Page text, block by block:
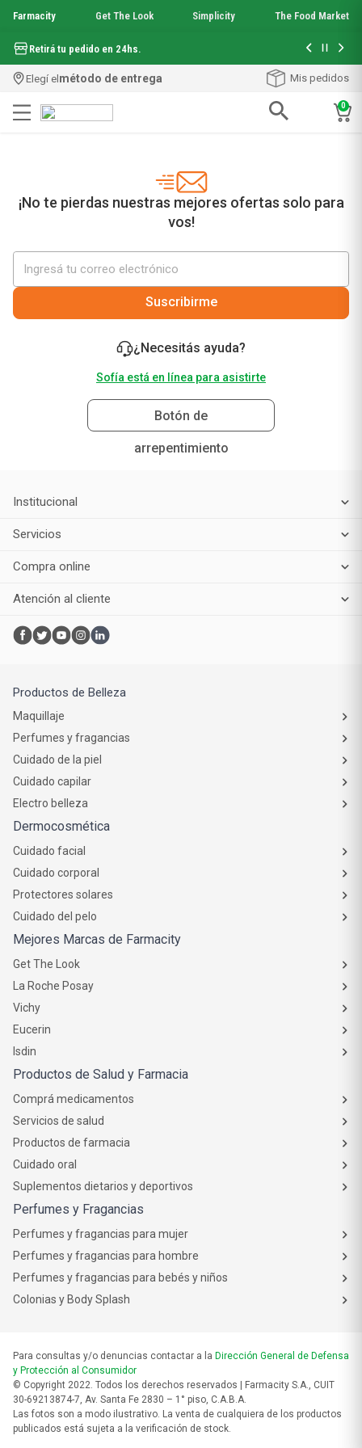
Farmacity Get The Look Simplicity The Food Market
Retirá tu pedido en 24hs. Hasta 6
Elegí elmétodo de entrega Mis pedidos
0
¡No te pierdas nuestras mejores ofertas solo para
vos!
Suscribirme
¿Necesitás ayuda?
Sofía está en línea para asistirte
Botón de
arrepentimiento
Institucional
Servicios
Compra online
Atención al cliente
Productos de Belleza
Maquillaje
Perfumes y fragancias
Cuidado de la piel
Cuidado capilar
Electro belleza
Dermocosmética
Cuidado facial
Cuidado corporal
Protectores solares
Cuidado del pelo
Mejores Marcas de Farmacity
Get The Look
La Roche Posay
Vichy
Eucerin
Isdin
Productos de Salud y Farmacia
Comprá medicamentos
Servicios de salud
Productos de farmacia
Cuidado oral
Suplementos dietarios y deportivos
Perfumes y Fragancias
Perfumes y fragancias para mujer
Perfumes y fragancias para hombre
Perfumes y fragancias para bebés y niños
Colonias y Body Splash
Para consultas y/o denuncias contactar a la Dirección General de Defensa
y Protección al Consumidor
© Copyright 2022. Todos los derechos reservados | Farmacity S.A., CUIT
30-69213874-7, Av. Santa Fe 2830 – 1° piso, C.A.B.A.
Las fotos son a modo ilustrativo. La venta de cualquiera de los productos
publicados está sujeta a la verificación de stock.
garnier toque seco crema facial
. mineral 89
6
protector solar
8
9